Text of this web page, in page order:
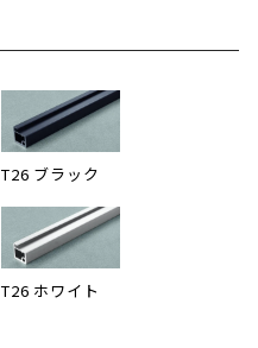
T26 ブラック
T26 ホワイト